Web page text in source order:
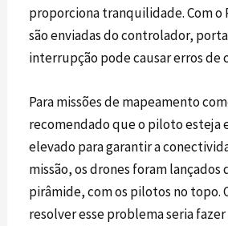
proporciona tranquilidade. Com o
são enviadas do controlador,
interrupção pode causar erros de
Para missões de mapeamento
recomendado que o piloto esteja
elevado para garantir a
missão, osdrones foram lançados
pirâmide, com os pilotos no topo.
resolver esse problema seria